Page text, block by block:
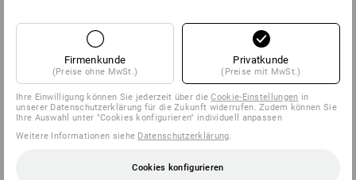
Firmenkunde
(Preise ohne MwSt.)
Privatkunde
(Preise mit MwSt.)
Ihre Einwilligung können Sie jederzeit über dieCookie-Einstellungen in
unserer Datenschutzerklärung für die Zukunft widerrufen. Zudem können Sie
Ihre Auswahl unter "Cookies konfigurieren" individuell anpassen
Weitere Informationen siehe Datenschutzerklärung.
Cookies konfigurieren